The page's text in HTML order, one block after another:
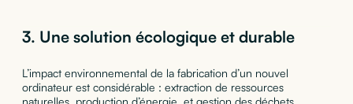
3. Une solution écologique et durable
L’impact environnemental de la fabrication d’un nouvel
ordinateur est considérable : extraction de ressources
naturelles, production d’énergie, et gestion des déchets